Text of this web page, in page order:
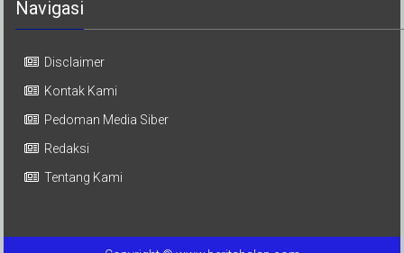
Navigasi
Disclaimer
Kontak Kami
Pedoman Media Siber
Redaksi
Tentang Kami